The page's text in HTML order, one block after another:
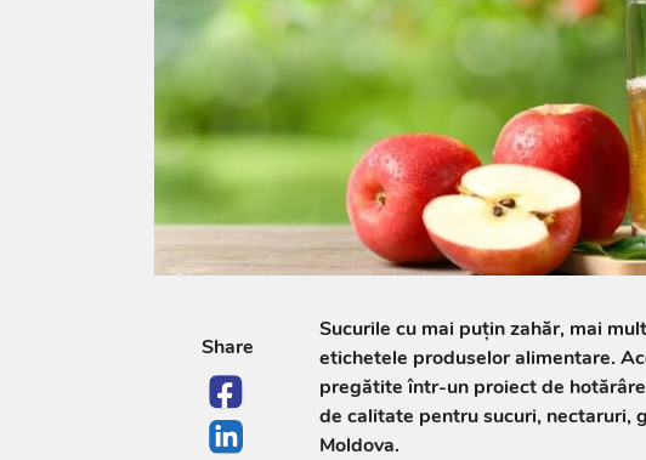
Share
Sucurile cu mai puțin zahăr, mai
etichetele produselor alimentare.
pregătite într-un proiect de
de calitate pentru sucuri, nectaruri,
Moldova.